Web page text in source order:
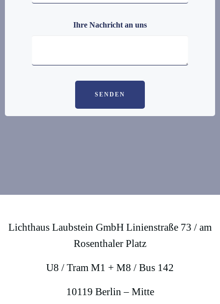
Ihre Nachricht an uns
SENDEN
Lichthaus Laubstein GmbH Linienstraße 73 / am
Rosenthaler Platz
U8 / Tram M1 + M8 / Bus 142
10119 Berlin – Mitte